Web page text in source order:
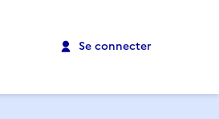
Se connecter